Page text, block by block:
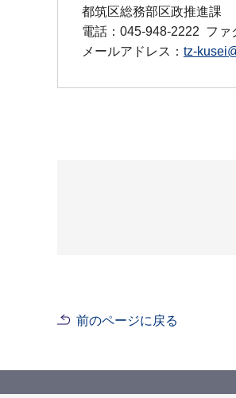
都筑区総務部区政推進課
電話：045-948-2222 ファ
メールアドレス： tz-
前のページに戻る